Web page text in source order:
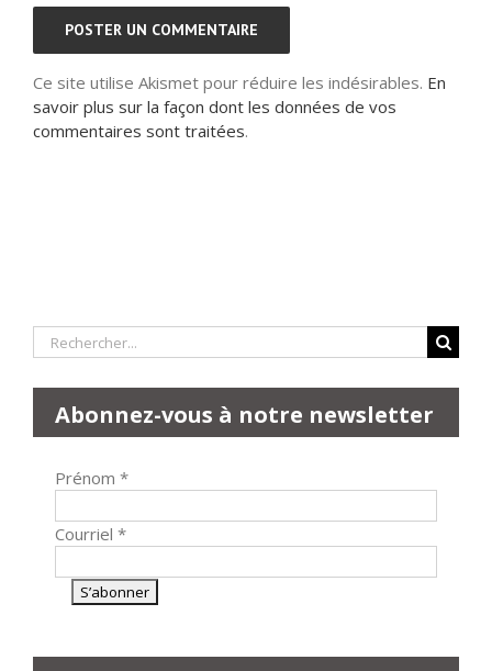
Ce site utilise Akismet pour réduire les indésirables. En
savoir plus sur la façon dont les données de vos
commentaires sont traitées.
Rechercher:
Abonnez-vous à notre newsletter
Prénom *
Courriel *